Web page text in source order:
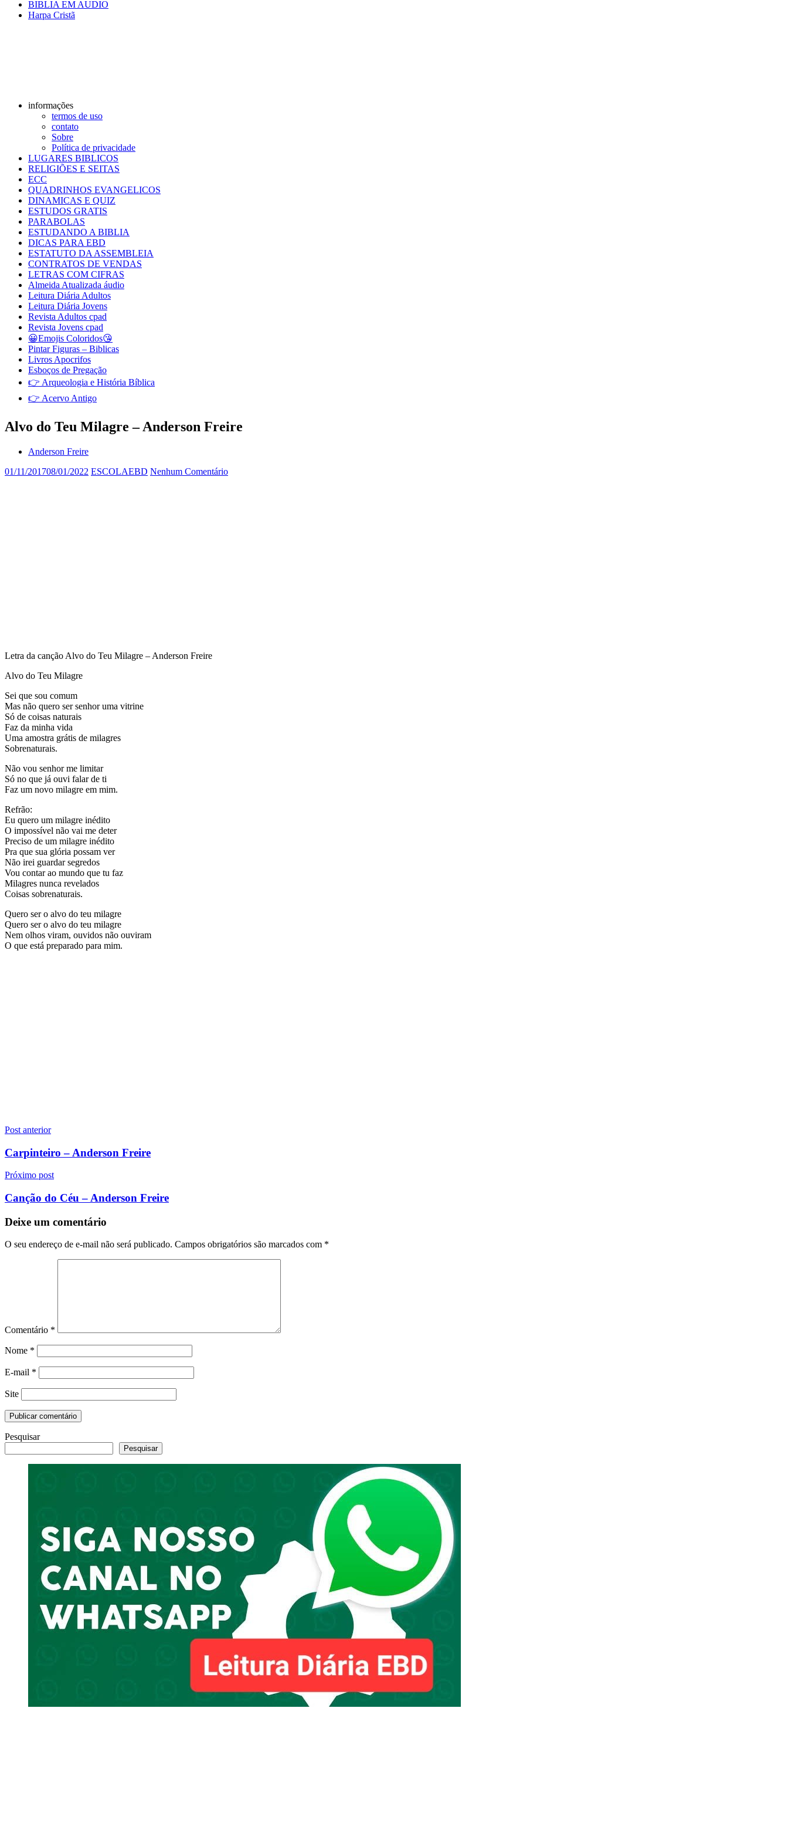
BIBLIA EM AUDIO
Harpa Cristã
informações
termos de uso
contato
Sobre
Política de privacidade
LUGARES BIBLICOS
RELIGIÕES E SEITAS
ECC
QUADRINHOS EVANGELICOS
DINAMICAS E QUIZ
ESTUDOS GRATIS
PARABOLAS
ESTUDANDO A BIBLIA
DICAS PARA EBD
ESTATUTO DA ASSEMBLEIA
CONTRATOS DE VENDAS
LETRAS COM CIFRAS
Almeida Atualizada áudio
Leitura Diária Adultos
Leitura Diária Jovens
Revista Adultos cpad
Revista Jovens cpad
😀Emojis Coloridos😘
Pintar Figuras – Biblicas
Livros Apocrifos
Esboços de Pregação
👉 Arqueologia e História Bíblica
👉 Acervo Antigo
Alvo do Teu Milagre – Anderson Freire
Anderson Freire
01/11/201708/01/2022 ESCOLAEBD Nenhum Comentário
Letra da canção Alvo do Teu Milagre – Anderson Freire
Alvo do Teu Milagre
Sei que sou comum
Mas não quero ser senhor uma vitrine
Só de coisas naturais
Faz da minha vida
Uma amostra grátis de milagres
Sobrenaturais.
Não vou senhor me limitar
Só no que já ouvi falar de ti
Faz um novo milagre em mim.
Refrão:
Eu quero um milagre inédito
O impossível não vai me deter
Preciso de um milagre inédito
Pra que sua glória possam ver
Não irei guardar segredos
Vou contar ao mundo que tu faz
Milagres nunca revelados
Coisas sobrenaturais.
Quero ser o alvo do teu milagre
Quero ser o alvo do teu milagre
Nem olhos viram, ouvidos não ouviram
O que está preparado para mim.
Navegação
de
Post
Post anterior
Carpinteiro – Anderson Freire
Próximo post
Canção do Céu – Anderson Freire
Deixe um comentário
O seu endereço de e-mail não será publicado. Campos obrigatórios são marcados com *
Comentário *
Nome *
E-mail *
Site
Pesquisar
Pesquisar